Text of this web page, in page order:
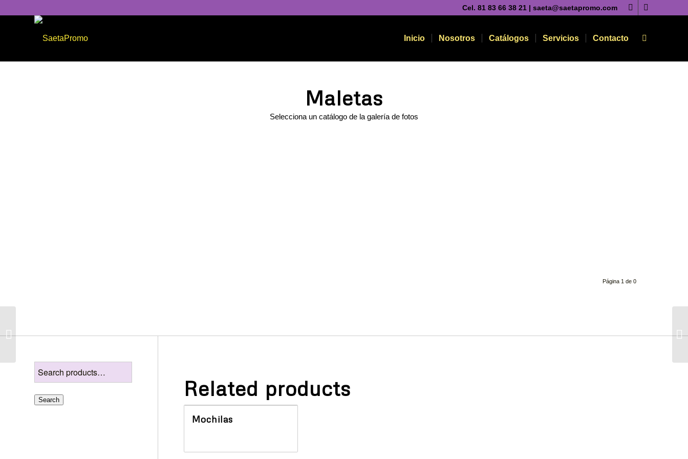
Cel. 81 83 66 38 21 | saeta@saetapromo.com
Inicio Nosotros Catálogos Servicios Contacto
Maletas
Selecciona un catálogo de la galería de fotos
Página 1 de 0
Related products
Mochilas
Search
Antiestrés